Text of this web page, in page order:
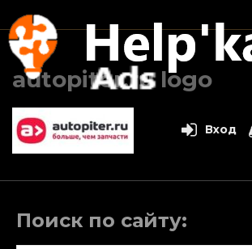
Перейти
содержимому
autopiter.ru logo
Поиск по сайту:
Вход